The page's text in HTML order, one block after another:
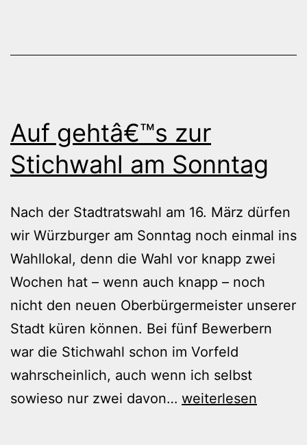
Auf gehtâ€™s zur
Stichwahl am Sonntag
Nach der Stadtratswahl am 16. März dürfen
wir Würzburger am Sonntag noch einmal ins
Wahllokal, denn die Wahl vor knapp zwei
Wochen hat – wenn auch knapp – noch
nicht den neuen Oberbürgermeister unserer
Stadt küren können. Bei fünf Bewerbern
war die Stichwahl schon im Vorfeld
wahrscheinlich, auch wenn ich selbst
sowieso nur zwei davon… Auf
weiterlesen